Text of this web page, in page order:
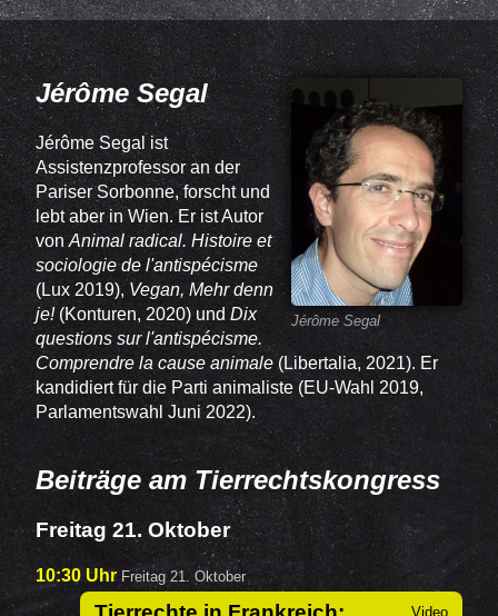
Jérôme Segal
Jérôme Segal
Jérôme Segal ist
Assistenzprofessor an der
PariserSorbonne, forscht und
lebt aber in Wien. Er ist Autor
vonAnimal radical. Histoire et
sociologie de l'antispécisme
(Lux 2019), Vegan, Mehr denn
je!(Konturen, 2020) und Dix
questions sur l'antispécisme.
Comprendre la cause animale (Libertalia, 2021). Er
kandidiert für dieParti animaliste (EU-Wahl 2019,
Parlamentswahl Juni 2022).
Beiträge am Tierrechtskongress
Freitag 21. Oktober
10:30 Uhr Freitag 21. Oktober